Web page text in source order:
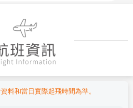
料和當日實際起飛時間為準。